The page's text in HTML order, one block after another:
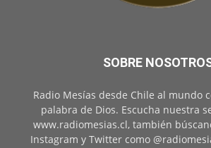
SOBRE
Radio Mesías desde Chile al mundo
palabra de Dios. Escucha nuestra
www.radiomesias.cl, también
Instagram y Twitter como